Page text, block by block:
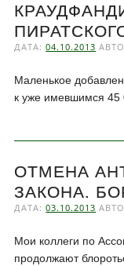
ДАТА:04.10.2013
Маленькое
к уже имевшимся 45
ОТМЕНА
ЗАКОНА.
ДАТА:03.10.2013
Мои коллеги по
продолжают